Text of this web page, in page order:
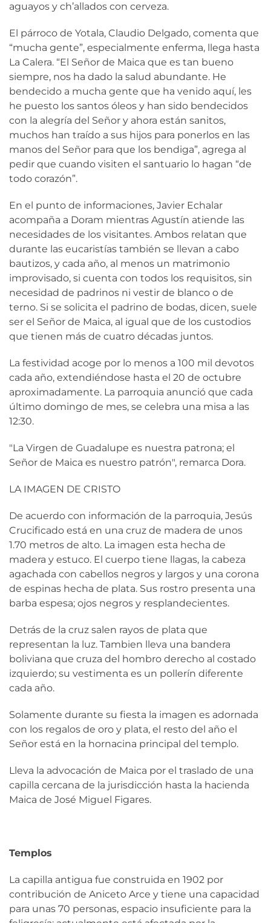
aguayos y ch’allados con cerveza.
El párroco de Yotala, Claudio Delgado, comenta que
“mucha gente”, especialmente enferma, llega hasta
La Calera. “El Señor de Maica que es tan bueno
siempre, nos ha dado la salud abundante. He
bendecido a mucha gente que ha venido aquí, les
he puesto los santos óleos y han sido bendecidos
con la alegría del Señor y ahora están sanitos,
muchos han traído a sus hijos para ponerlos en las
manos del Señor para que los bendiga”, agrega al
pedir que cuando visiten el santuario lo hagan “de
todo corazón”.
En el punto de informaciones, Javier Echalar
acompaña a Doram mientras Agustín atiende las
necesidades de los visitantes. Ambos relatan que
durante las eucaristías también se llevan a cabo
bautizos, y cada año, al menos un matrimonio
improvisado, si cuenta con todos los requisitos, sin
necesidad de padrinos ni vestir de blanco o de
terno. Si se solicita el padrino de bodas, dicen, suele
ser el Señor de Maica, al igual que de los custodios
que tienen más de cuatro décadas juntos.
La festividad acoge por lo menos a 100 mil devotos
cada año, extendiéndose hasta el 20 de octubre
aproximadamente. La parroquia anunció que cada
último domingo de mes, se celebra una misa a las
12:30.
"La Virgen de Guadalupe es nuestra patrona; el
Señor de Maica es nuestro patrón", remarca Dora.
LA IMAGEN DE CRISTO
De acuerdo con información de la parroquia, Jesús
Crucificado está en una cruz de madera de unos
1.70 metros de alto. La imagen esta hecha de
madera y estuco. El cuerpo tiene llagas, la cabeza
agachada con cabellos negros y largos y una corona
de espinas hecha de plata. Sus rostro presenta una
barba espesa; ojos negros y resplandecientes.
Detrás de la cruz salen rayos de plata que
representan la luz. Tambien lleva una bandera
boliviana que cruza del hombro derecho al costado
izquierdo; su vestimenta es un pollerín diferente
cada año.
Solamente durante su fiesta la imagen es adornada
con los regalos de oro y plata, el resto del año el
Señor está en la hornacina principal del templo.
Lleva la advocación de Maica por el traslado de una
capilla cercana de la jurisdicción hasta la hacienda
Maica de José Miguel Figares.
Templos
La capilla antigua fue construida en 1902 por
contribución de Aniceto Arce y tiene una capacidad
para unas 70 personas, espacio insuficiente para la